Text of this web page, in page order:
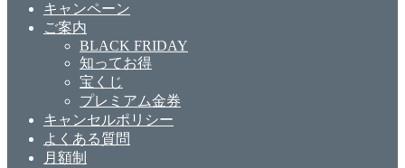
キャンペーン
ご案内
BLACK FRIDAY
知ってお得
宝くじ
プレミアム金券
キャンセルポリシー
よくある質問
月額制